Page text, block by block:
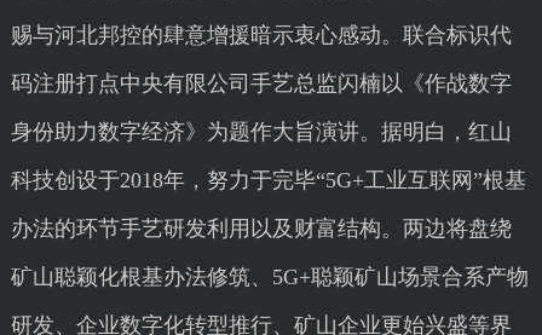
赐与河北邦控的肆意增援暗示衷心感动。联合标识代
码注册打点中央有限公司手艺总监闪楠以《作战数字
身份助力数字经济》为题作大旨演讲。据明白，红山
科技创设于2018年，努力于完毕“5G+工业互联网”根基
办法的环节手艺研发利用以及财富结构。两边将盘绕
矿山聪颖化根基办法修筑、5G+聪颖矿山场景合系产物
研发、企业数字化转型推行、矿山企业更始兴盛等界